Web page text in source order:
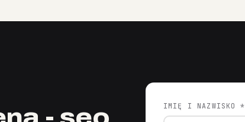
IMIĘ I NAZWISKO *